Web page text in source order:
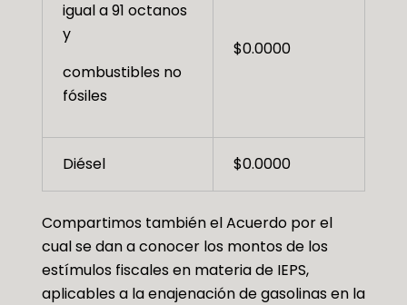
igual a 91 octanos
y
combustibles no
fósiles
$0.0000
Diésel $0.0000
Compartimos también el Acuerdo por el
cual se dan a conocer los montos de los
estímulos fiscales en materia de IEPS,
aplicables a la enajenación de gasolinas en la